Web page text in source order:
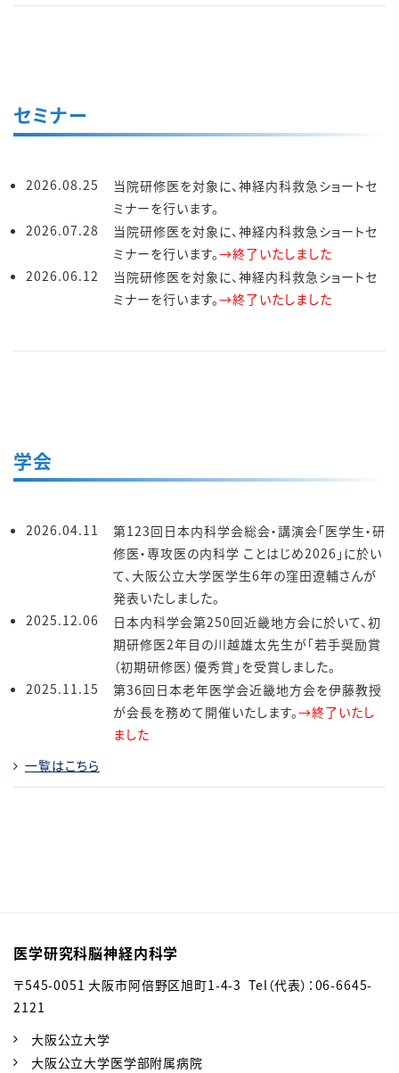
セミナー
2026.08.25
当院研修医を対象に、神経内科救急ショートセ
ミナーを行います。
2026.07.28
当院研修医を対象に、神経内科救急ショートセ
ミナーを行います。→終了いたしました
2026.06.12
当院研修医を対象に、神経内科救急ショートセ
ミナーを行います。→終了いたしました
学会
2026.04.11
第123回日本内科学会総会・講演会「医学生・研
修医・専攻医の内科学 ことはじめ2026」に於い
て、大阪公立大学医学生6年の窪田遼輔さんが
発表いたしました。
2025.12.06
日本内科学会第250回近畿地方会に於いて、初
期研修医2年目の川越雄太先生が「若手奨励賞
（初期研修医）優秀賞」を受賞しました。
2025.11.15
第36回日本老年医学会近畿地方会を伊藤教授
が会長を務めて開催いたします。→終了いたし
ました
一覧はこちら
医学研究科脳神経内科学
〒545-0051 大阪市阿倍野区旭町1-4-3 Tel（代表）：06-6645-
2121
大阪公立大学
大阪公立大学医学部附属病院